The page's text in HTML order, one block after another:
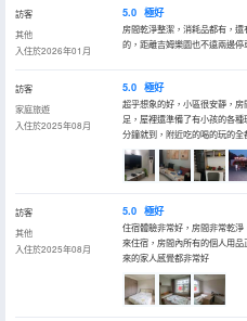
訪客
其他
入住於2026年01月
5.0 極好
房間乾淨整潔，消耗品都有，
的，距離吉姆樂園也不遠兩邊停
訪客
家庭旅遊
入住於2025年08月
5.0 極好
超乎想象的好，小區很安靜，
足，屋裡還準備了有小孩的各
分鐘就到，附近吃的喝的玩的全
訪客
其他
入住於2025年08月
5.0 極好
住宿體驗非常好，房間非常乾
來住宿，房間內所有的個人用
來的家人感覺都非常好